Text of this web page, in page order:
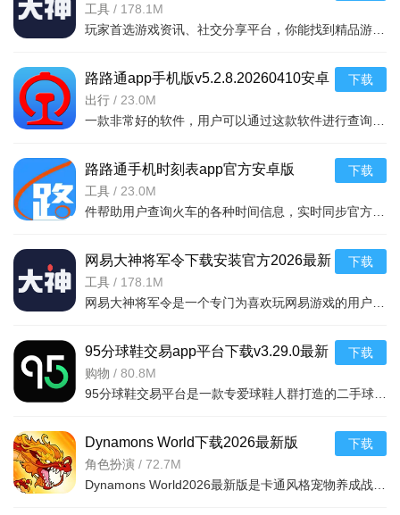
软件功能：
1、涵盖都市、玄幻、言情、历史、武侠、科幻、悬疑等全品
类小说，既有热门作品，也有独家连载与冷门精品，支持在线阅
读与离线下载。
2、在小说阅读界面点击“听书”，选择并下载语音引擎，下载
完成后即可开启听书模式。
3、进入小说阅读界面点击“目录”，可按正序/倒序查看章节，
标记“已缓存”“已阅读”状态。
4、提供夜间模式、字体大小调节、字体颜色切换、阅读背景
5、汇集全网小说与漫画资源，支持按书名、作者、关键词搜
索，自带书源漫源，可快速定位目标内容。
v4.15.0华为版
工具 / 178.1M
路路通app手机版v5.2.8.20260410安卓
版
出行 / 23.0M
下载
路路通手机时刻表app官方安卓版
v5.2.8.20260410安卓版
工具 / 23.0M
下载
网易大神将军令下载安装官方2026最新
版v4.15.0安卓版
工具 / 178.1M
下载
95分球鞋交易app平台下载v3.29.0最新
版
购物 / 80.8M
下载
Dynamons World下载2026最新版
v1.12.62 安卓版
角色扮演 / 72.7M
下载